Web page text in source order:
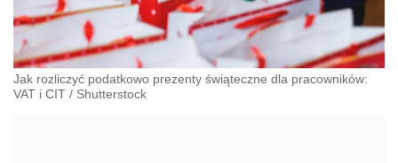
Jak rozliczyć podatkowo prezenty świąteczne dla pracowników:
VAT i CIT / Shutterstock